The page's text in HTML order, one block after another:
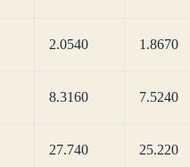
2.0540 1.8670
8.3160 7.5240
27.740 25.220